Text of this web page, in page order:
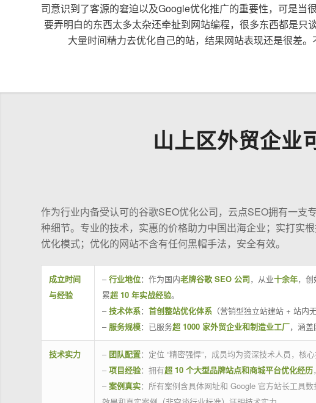
司意识到了客源的窘迫以及Google优化推广的重要性，可是
要弄明白的东西太多太杂还牵扯到网站编程，很多东西都是
大量时间精力去优化自己的站，结果网站表现还是很差
山上区外贸企业
作为行业内备受认可的谷歌SEO优化公司，云点SEO拥有一
种细节。专业的技术，实惠的价格助力中国出海企业；实打实
优化模式；优化的网站不含有任何黑帽手法，安全有效。
成立时间
与经验
–行业地位：作为国内老牌谷歌 SEO 公司，从业十余年，
累超 10 年实战经验。
–技术体系： 首创整站优化体系 （营销型独立站建站 + 站
– 服务规模：已服务超 1000 家外贸企业和制造业工厂，涵盖
技术实力 – 团队配置：定位 “精密强悍”，成员均为资深技术人员，核
– 项目经验：拥有超 10 个大型品牌站点和商城平台优化经历
– 案例真实：所有案例含具体网址和 Google 官方站长工具数